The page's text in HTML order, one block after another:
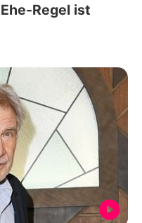
Regel ist